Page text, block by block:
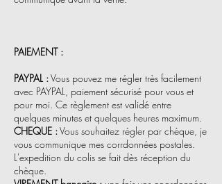
PAIEMENT :
PAYPAL :Vous pouvez me régler très facilement
avec PAYPAL, paiement sécurisé pour vous et
pour moi. Ce règlement est validé entre
quelques minutes et quelques heures maximum.
CHEQUE :Vous souhaitez régler par chèque, je
vous communique mes corrdonnées postales.
L'expedition du colis se fait dès réception du
chèque.